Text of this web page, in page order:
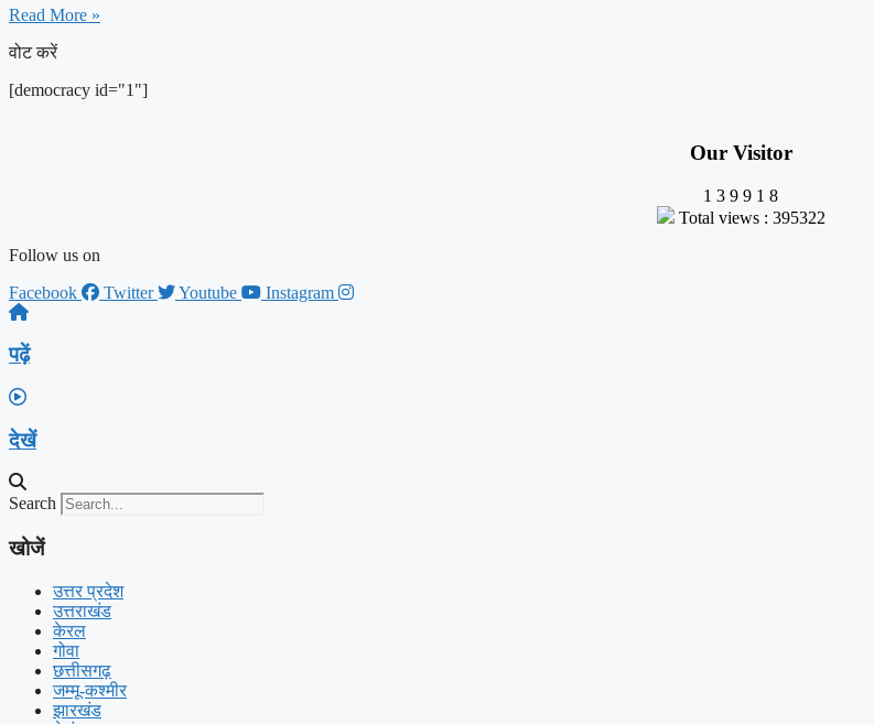
Read More »
वोट करें
[democracy id="1"]
Our Visitor
1 3 9 9 1 8
Total views : 395322
Follow us on
Facebook
Twitter Youtube Instagram
पढ़ें
देखें
Search
खोजें
उत्तर प्रदेश
उत्तराखंड
केरल
गोवा
छत्तीसगढ़
जम्मू-कश्मीर
झारखंड